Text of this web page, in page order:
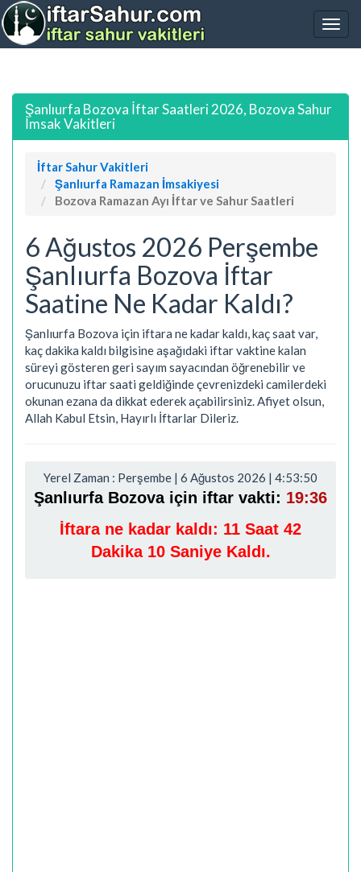
Şanlıurfa Bozova İftar Saatleri 2026, Bozova Sahur
İmsak Vakitleri
İftar Sahur Vakitleri
Şanlıurfa Ramazan İmsakiyesi
Bozova Ramazan Ayı İftar ve Sahur Saatleri
6 Ağustos 2026 Perşembe
Şanlıurfa Bozova İftar
Saatine Ne Kadar Kaldı?
Şanlıurfa Bozova için iftara ne kadar kaldı, kaç saat var,
kaç dakika kaldı bilgisine aşağıdaki iftar vaktine kalan
süreyi gösteren geri sayım sayacından öğrenebilir ve
orucunuzu iftar saati geldiğinde çevrenizdeki camilerdeki
okunan ezana da dikkat ederek açabilirsiniz. Afiyet olsun,
Allah Kabul Etsin, Hayırlı İftarlar Dileriz.
Yerel Zaman : Perşembe | 6 Ağustos 2026 | 4:53:51
Şanlıurfa Bozova için iftar vakti: 19:36
İftara ne kadar kaldı: 11 Saat 42
Dakika 9 Saniye Kaldı.